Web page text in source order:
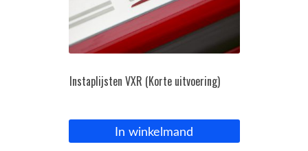
Instaplijsten VXR (Korte uitvoering)
In winkelmand